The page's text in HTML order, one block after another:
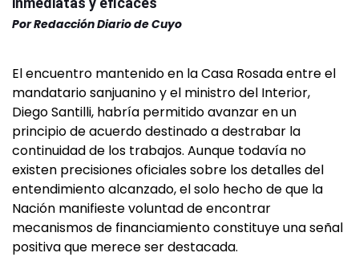
PorRedacción Diario de Cuyo
El encuentro mantenido en la Casa Rosada entre el
mandatario sanjuanino y el ministro del Interior,
Diego Santilli, habría permitido avanzar en un
principio de acuerdo destinado a destrabar la
continuidad de los trabajos. Aunque todavía no
existen precisiones oficiales sobre los detalles del
entendimiento alcanzado, el solo hecho de que la
Nación manifieste voluntad de encontrar
mecanismos de financiamiento constituye una señal
positiva que merece ser destacada.